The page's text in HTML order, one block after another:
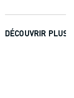
DÉCOUVRIR PLUS